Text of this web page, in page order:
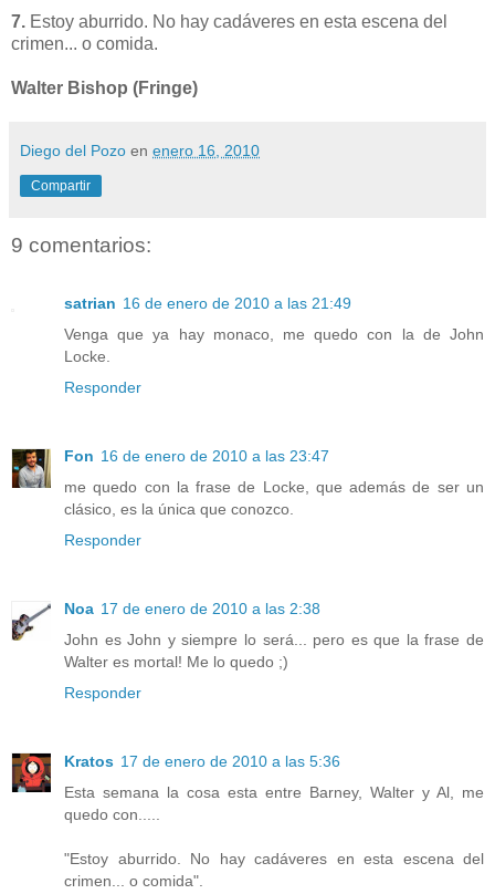
7. Estoy aburrido. No hay cadáveres en esta escena del
crimen... o comida.
Walter Bishop (Fringe)
Diego del Pozo en enero 16, 2010
Compartir
9 comentarios:
satrian 16 de enero de 2010 a las 21:49
Venga que ya hay monaco, me quedo con la de John
Locke.
Responder
Fon 16 de enero de 2010 a las 23:47
me quedo con la frase de Locke, que además de ser un
clásico, es la única que conozco.
Responder
Noa 17 de enero de 2010 a las 2:38
John es John y siempre lo será... pero es que la frase de
Walter es mortal! Me lo quedo ;)
Responder
Kratos 17 de enero de 2010 a las 5:36
Esta semana la cosa esta entre Barney, Walter y Al, me
quedo con.....
"Estoy aburrido. No hay cadáveres en esta escena del
crimen... o comida".